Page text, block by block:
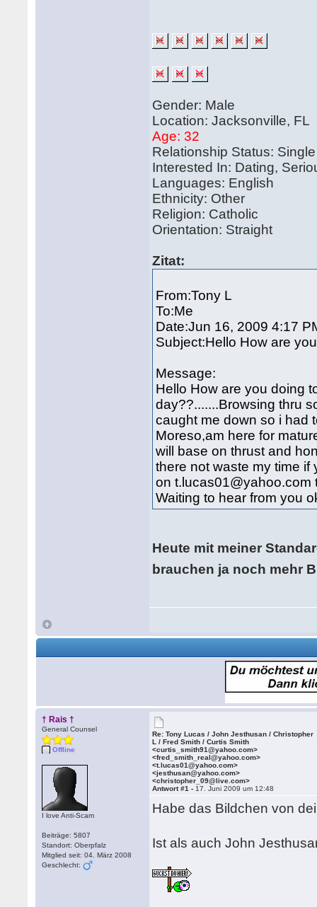
Gender: Male
Location: Jacksonville, FL
Age: 32
Relationship Status: Single
Interested In: Dating,
Languages: English
Ethnicity: Other
Religion: Catholic
Orientation: Straight
Zitat:
From:Tony L
To:Me
Date:Jun 16, 2009 4:17
Subject:Hello How are
Message:
Hello How are you doing
day??.......Browsing thru
caught me down so i had
Moreso,am here for
will base on thrust and
there not waste my time
on t.lucas01@yahoo.com
Waiting to hear from you
Heute mit meiner
brauchen ja noch mehr
† Rais †
General Counsel
Offline
I love Anti-Scam
Beiträge: 5807
Standort: Oberpfalz
Mitglied seit: 04. März 2008
Geschlecht:
Re: Tony Lucas / John Jesthusan / Christopher
L / Fred Smith / Curtis Smith
<curtis_smith91@yahoo.com>
<fred_smith_real@yahoo.com>
<t.lucas01@yahoo.com>
<jesthusan@yahoo.com>
<christopher_09@live.com>
Antwort #1 - 17. Juni 2009 um 12:48
Habe das Bildchen von
Ist als auch John